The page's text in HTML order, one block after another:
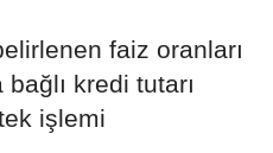
faiz oranları
kredi tutarı
işlemi